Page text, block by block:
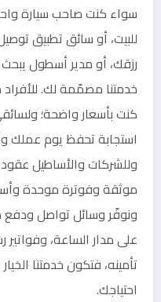
سواء كنت صاحب سيارة
للبيت، أو سائق تطبيق
رزقك، أو مدير أسطول
خدمتنا مصمّمة لك.
كنت بأسعار واضحة؛
استجابة تحفظ يوم عملك
وللشركات والأساطيل
موثقة وفوترة موحدة
ونوفّر وسائل تواصل ودفع
على مدار الساعة، وفواتير
تأمينه، فتكون خدمتنا
احتياجك.